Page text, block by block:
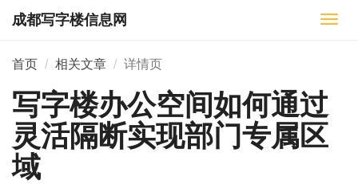
切
成都写字楼信息网
首页 相关文章 详情页
写字楼办公空间如何通过
灵活隔断实现部门专属区
域